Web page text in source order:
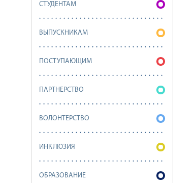
СТУДЕНТАМ
ВЫПУСКНИКАМ
ПОСТУПАЮЩИМ
ПАРТНЕРСТВО
ВОЛОНТЕРСТВО
ИНКЛЮЗИЯ
ОБРАЗОВАНИЕ